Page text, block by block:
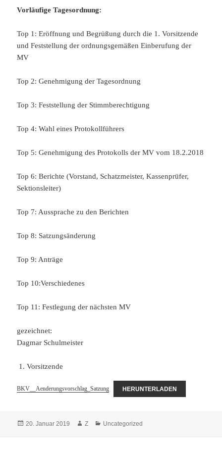
Vorläufige Tagesordnung:
Top 1: Eröffnung und Begrüßung durch die 1. Vorsitzende
und Feststellung der ordnungsgemäßen Einberufung der
MV
Top 2: Genehmigung der Tagesordnung
Top 3: Feststellung der Stimmberechtigung
Top 4: Wahl eines Protokollführers
Top 5: Genehmigung des Protokolls der MV vom 18.2.2018
Top 6: Berichte (Vorstand, Schatzmeister, Kassenprüfer,
Sektionsleiter)
Top 7: Aussprache zu den Berichten
Top 8: Satzungsänderung
Top 9: Anträge
Top 10:Verschiedenes
Top 11: Festlegung der nächsten MV
gezeichnet:
Dagmar Schulmeister
Vorsitzende
BKV__Aenderungsvorschlag_Satzung HERUNTERLADEN
Veröffentlicht
20. Januar 2019 Autor
Z Kategorien
Uncategorized